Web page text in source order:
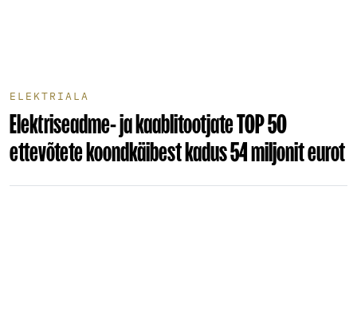
ELEKTRIALA
Elektriseadme- ja kaablitootjate TOP 50
ettevõtete koondkäibest kadus 54 miljonit eurot